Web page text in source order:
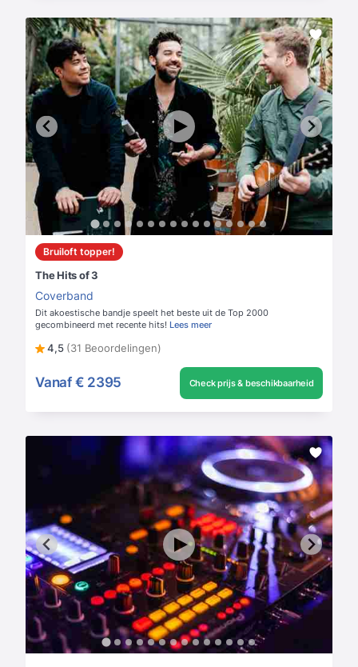
Bruiloft topper!
The Hits of 3
Coverband
Dit akoestische bandje speelt het beste uit de Top 2000
gecombineerd met recente hits! Lees meer
4,5 (31 Beoordelingen)
Vanaf € 2395 Check prijs & beschikbaarheid